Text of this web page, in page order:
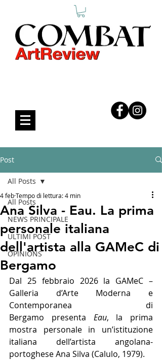
Post
All Posts
NEWS PRINCIPALE
ULTIMI POST
OPINIONS
All Posts
Ana Silva - Eau. La prima
personale italiana
dell'artista alla GAMeC di
Bergamo
4 febTempo di lettura: 4 min
Dal 25 febbraio 2026 la GAMeC –
Galleria d’Arte Moderna e
Contemporanea di
Bergamo presenta Eau, la prima
mostra personale in un’istituzione
italiana dell’artista angolana-
portoghese Ana Silva (Calulo, 1979).